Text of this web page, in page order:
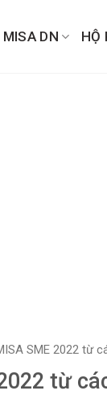
DN HỘ
SME 2022 từ
từ